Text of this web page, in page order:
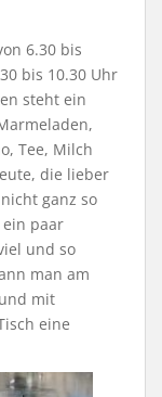
6.30 bis
bis 10.30 Uhr
steht ein
Tee, Milch
die lieber
ganz so
paar
und so
man am
mit
eine